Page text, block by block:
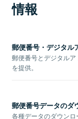
情報
郵便番号・デジタル
郵便番号とデジタル
を提供。
郵便番号データのダ
各種データのダウン